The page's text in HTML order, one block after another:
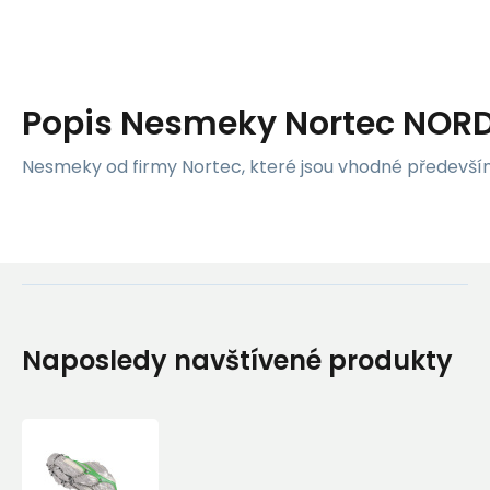
Popis Nesmeky Nortec
Nesmeky od firmy Nortec, které jsou vhodné
Naposledy navštívené produkty